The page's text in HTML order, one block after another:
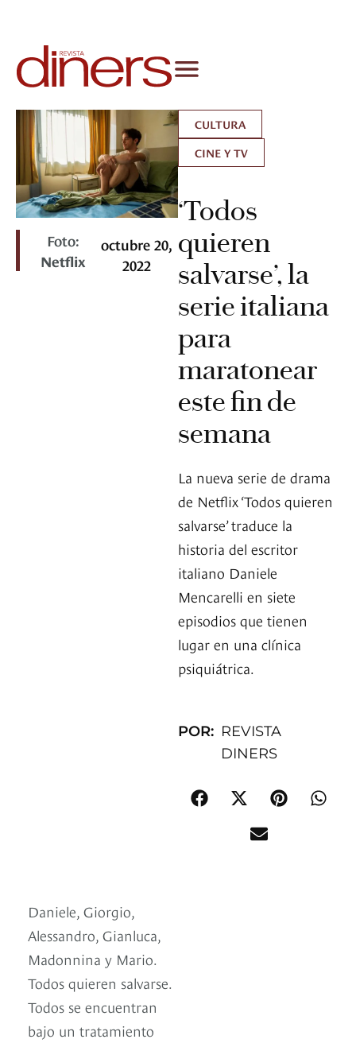
Foto:
Netflix
octubre 20,
2022
CULTURA
CINE Y TV
‘Todos
quieren
salvarse’, la
serie italiana
para
maratonear
este fin de
semana
La nueva serie de drama
de Netflix ‘Todos quieren
salvarse’ traduce la
historia del escritor
italiano Daniele
Mencarelli en siete
episodios que tienen
lugar en una clínica
psiquiátrica.
POR: REVISTA
DINERS
Daniele, Giorgio,
Alessandro, Gianluca,
Madonnina y Mario.
Todos quieren salvarse.
Todos se encuentran
bajo un tratamiento